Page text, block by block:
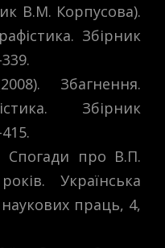
В.М. Корпусова).
Збірник
Збагнення.
Збірник
Спогади про В.П.
Українська
наукових праць, 4,